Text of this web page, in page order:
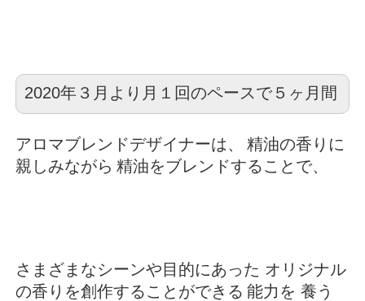
2020年３月より月１回のペースで５ヶ月間
アロマブレンドデザイナーは、
精油の香りに
親しみながら 精油をブレンドすることで、
さまざまなシーンや目的にあった オリジナル
の香りを創作することができる 能力を 養う